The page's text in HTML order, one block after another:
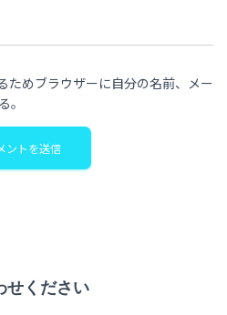
ためブラウザーに自分の名前、メー
。
せください